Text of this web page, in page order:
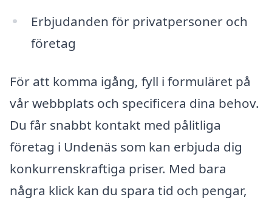
Erbjudanden för privatpersoner och
företag
För att komma igång, fyll i formuläret på
vår webbplats och specificera dina behov.
Du får snabbt kontakt med pålitliga
företag i Undenäs som kan erbjuda dig
konkurrenskraftiga priser. Med bara
några klick kan du spara tid och pengar,